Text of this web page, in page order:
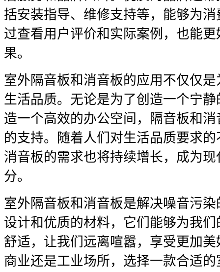
括安装指导、维修支持等，能够为
过查看用户评价和实际案例，也能
果。
室外隔音板和消音板的应用不仅仅
生活品质。无论是为了创造一个宁
造一个高效的办公空间，隔音板和
的支持。随着人们对生活品质要求
消音板的需求也将持续增长，成为
分。
室外隔音板和消音板是解决噪音污
设计和优质的材料，它们能够为我
舒适，让我们远离喧嚣，享受更加
商业还是工业场所，选择一款合适